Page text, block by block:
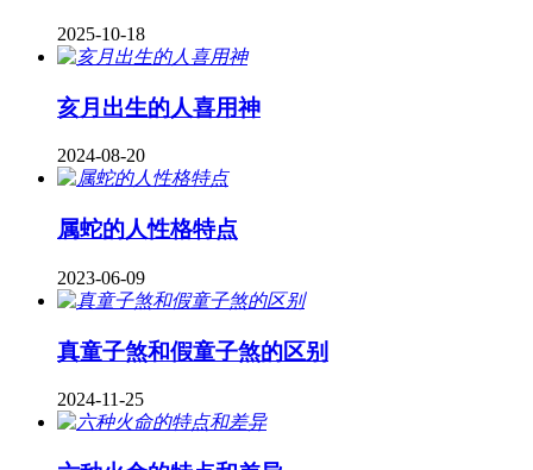
2025-10-18
亥月出生的人喜用神
2024-08-20
属蛇的人性格特点
2023-06-09
真童子煞和假童子煞的区别
2024-11-25